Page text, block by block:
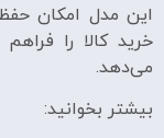
این مدل امکان حفظ
خرید کالا را
می‌دهد.
بیشتر بخوانید: